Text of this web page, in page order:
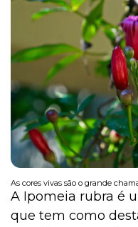
As cores vivas são o grande
A Ipomeia rubra é
que tem como